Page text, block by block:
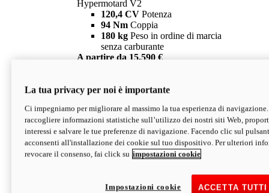
Hypermotard V2
120,4 CV Potenza
94 Nm Coppia
180 kg Peso in ordine di marcia
senza carburante
A partire da 15.590 €
V2 SP
Hypermotard V2 SP
120,4 CVPotenza
94 NmCoppia
177 kgPeso in ordine di marcia
senza carburante
Depotenziata 35 kW: 18.890 € i
configura scopri di più
La tua privacy per noi è importante
Ci impegniamo per migliorare al massimo la tua esperienza di
raccogliere informazioni statistiche sull’utilizzo dei nostri siti Web,
interessi e salvare le tue preferenze di navigazione. Facendo clic sul
acconsenti all'installazione dei cookie sul tuo dispositivo. Per ulteriori
revocare il consenso, fai click su impostazioni cookie
ACCETTA
Impostazioni cookie